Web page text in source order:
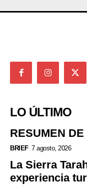
LO ÚLTIMO
RESUMEN
BRIEF 7 agosto, 2026
La Sierra
experiencia